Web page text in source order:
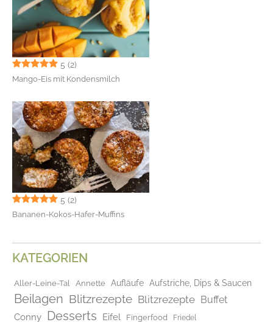
5 (2)
Mango-Eis mit Kondensmilch
5 (2)
Bananen-Kokos-Hafer-Muffins
KATEGORIEN
Aller-Leine-Tal Annette Aufläufe Aufstriche, Dips & Saucen
Beilagen Blitzrezepte Blitzrezepte Buffet
Conny Desserts Eifel Fingerfood Friedel